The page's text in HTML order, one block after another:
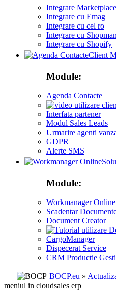
Integrare
Integrare cu Emag
Integrare cu cel ro
Integrare cu
Integrare cu Shopify
Client
Module:
Agenda Contacte
Interfata partener
Modul Sales Leads
Urmarire agenti
GDPR
Alerte SMS
Module:
Workmanager Online
Scadentar
Document Creator
CargoManager
Dispecerat Service
CRM Productie
BOCP.eu »
meniul in cloudsales erp